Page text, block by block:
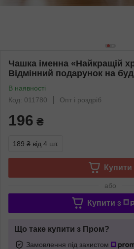
Чашка іменна «Найкращій
Відмінний подарунок на
В наявності
Код: 011780
Опт і роздріб
196 ₴
189 ₴ від 4 шт.
Купити
або
Купити з
Що таке купити з Пром?
Замовлення під захистом